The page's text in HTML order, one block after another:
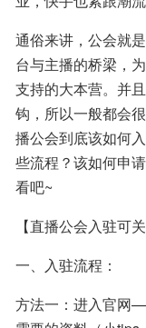
通俗来讲，公会就
台与主播的桥梁，
支持的大本营。并
钩，所以一般都会
播公会到底该如何
些流程？该如何申
看吧~
【直播公会入驻可
一、入驻流程：
方法一：进入官